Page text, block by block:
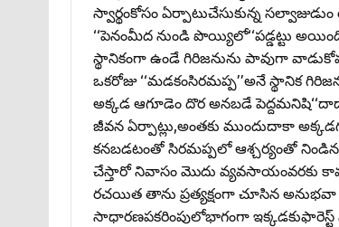
స్వార్థంకోసం ఏర్పాటుచేసుకున్న
‘‘పెనంమీద నుండి పొయ్యిలో‘‘పడ్డట్టు
స్థానికంగా ఉండే గిరిజనును పావుగా
ఒకరోజు ‘‘మడకంసిరమప్ప’’అనే స్థానిక
అక్కడ ఆగూడెం దొర అనబడే
జీవన ఏర్పాట్లు,అంతకు ముందుదాకా
కనబడటంతో సిరమప్పలో ఆశ్చర్యంతో నిండిన
చేస్తారో నివాసం మొదు వ్యవసాయంవరకు
రచయిత తాను ప్రత్యక్షంగా చూసిన
సాధారణపకరింపులోభాగంగా